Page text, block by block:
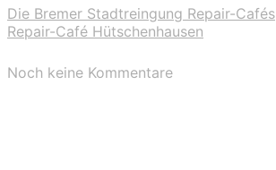
Die Bremer Stadtreingung Repair-Cafés
Repair-Café Hütschenhausen
Noch keine Kommentare